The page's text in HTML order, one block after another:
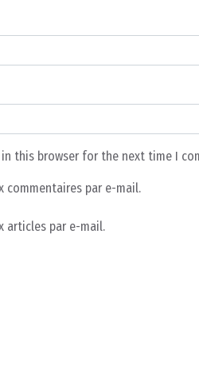
in this browser for the next time I
commentaires par e-mail.
articles par e-mail.